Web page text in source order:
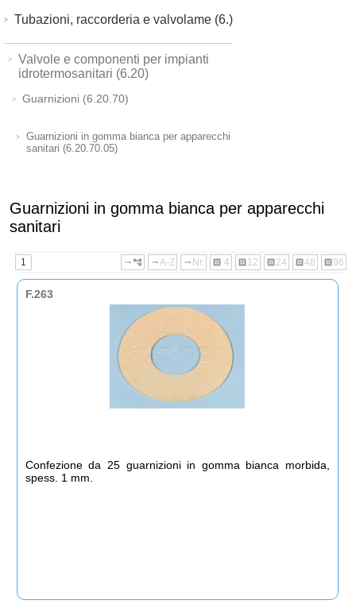
Tubazioni, raccorderia e valvolame (6.)
Valvole e componenti per impianti
idrotermosanitari (6.20)
Guarnizioni (6.20.70)
Guarnizioni in gomma bianca per apparecchi
sanitari (6.20.70.05)
Guarnizioni in gomma bianca per apparecchi
sanitari
1 dataset 96
dataset 48
dataset 24
dataset 12
dataset 4
arrow_right_alt Nr.
arrow_right_altA-Z
arrow_right_alt account_tree
F.263
Confezione da 25 guarnizioni in gomma bianca morbida,
spess. 1 mm.